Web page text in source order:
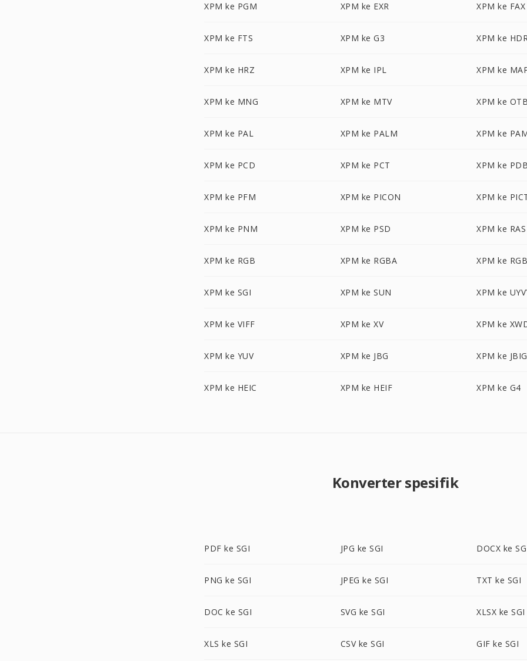
XPM ke PGM XPM ke EXR XPM ke FAX
XPM ke FTS XPM ke G3 XPM ke
XPM ke HRZ XPM ke IPL XPM ke
XPM ke MNG XPM ke MTV XPM ke
XPM ke PAL XPM ke PALM XPM ke
XPM ke PCD XPM ke PCT XPM ke
XPM ke PFM XPM ke PICON XPM ke
XPM ke PNM XPM ke PSD XPM ke RAS
XPM ke RGB XPM ke RGBA XPM ke
XPM ke SGI XPM ke SUN XPM ke
XPM ke VIFF XPM ke XV XPM ke
XPM ke YUV XPM ke JBG XPM ke JBIG
XPM ke HEIC XPM ke HEIF XPM ke G4
Konverter spesifik
PDF ke SGI JPG ke SGI DOCX ke
PNG ke SGI JPEG ke SGI TXT ke SGI
DOC ke SGI SVG ke SGI XLSX ke SGI
XLS ke SGI CSV ke SGI GIF ke SGI